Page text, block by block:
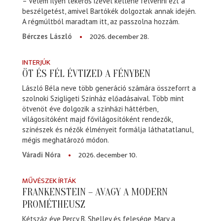
beszélgetést, amivel Bartókék dolgoztak annak idején.
A régmúltból maradtam itt, az passzolna hozzám.
Bérczes László
2026. december 28.
INTERJÚK
ÖT ÉS FÉL ÉVTIZED A FÉNYBEN
László Béla neve több generáció számára összeforrt a
szolnoki Szigligeti Színház előadásaival. Több mint
ötvenöt éve dolgozik a színházi háttérben,
világosítóként majd fővilágosítóként rendezők,
színészek és nézők élményeit formálja láthatatlanul,
mégis meghatározó módon.
Váradi Nóra
2026. december 10.
MŰVÉSZEK ÍRTÁK
FRANKENSTEIN – AVAGY A MODERN
PROMÉTHEUSZ
Kétszáz éve Percy B. Shelley és felesége, Mary a